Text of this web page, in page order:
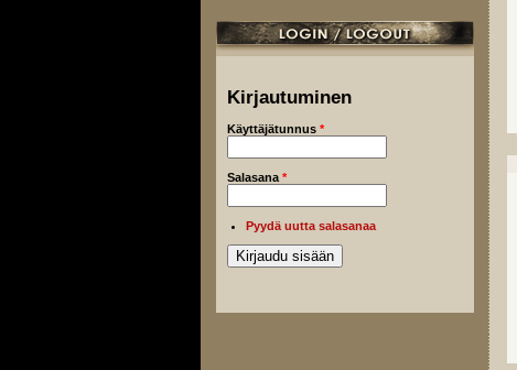
Kirjautuminen
Käyttäjätunnus *
Salasana *
Pyydä uutta salasanaa